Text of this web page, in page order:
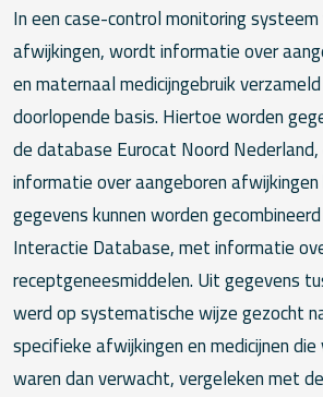
In een case-control monitoring
afwijkingen, wordt informatie over
en maternaal medicijngebruik
doorlopende basis. Hiertoe worden
de database Eurocat Noord
informatie over aangeboren
gegevens kunnen worden
Interactie Database, met informatie
receptgeneesmiddelen. Uit gegevens
werd op systematische wijze gezocht
specifieke afwijkingen en medicijnen
waren dan verwacht, vergeleken met